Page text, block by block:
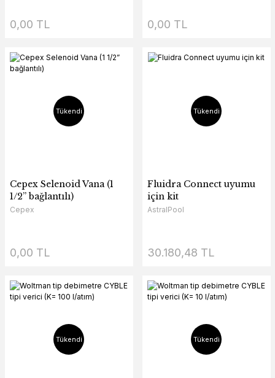
0,00 TL 0,00 TL
Tükendi
Cepex Selenoid Vana (1
1/2” bağlantılı)
Cepex
0,00 TL
Tükendi
Fluidra Connect uyumu
için kit
AstralPool
30.180,48 TL
Tükendi Tükendi